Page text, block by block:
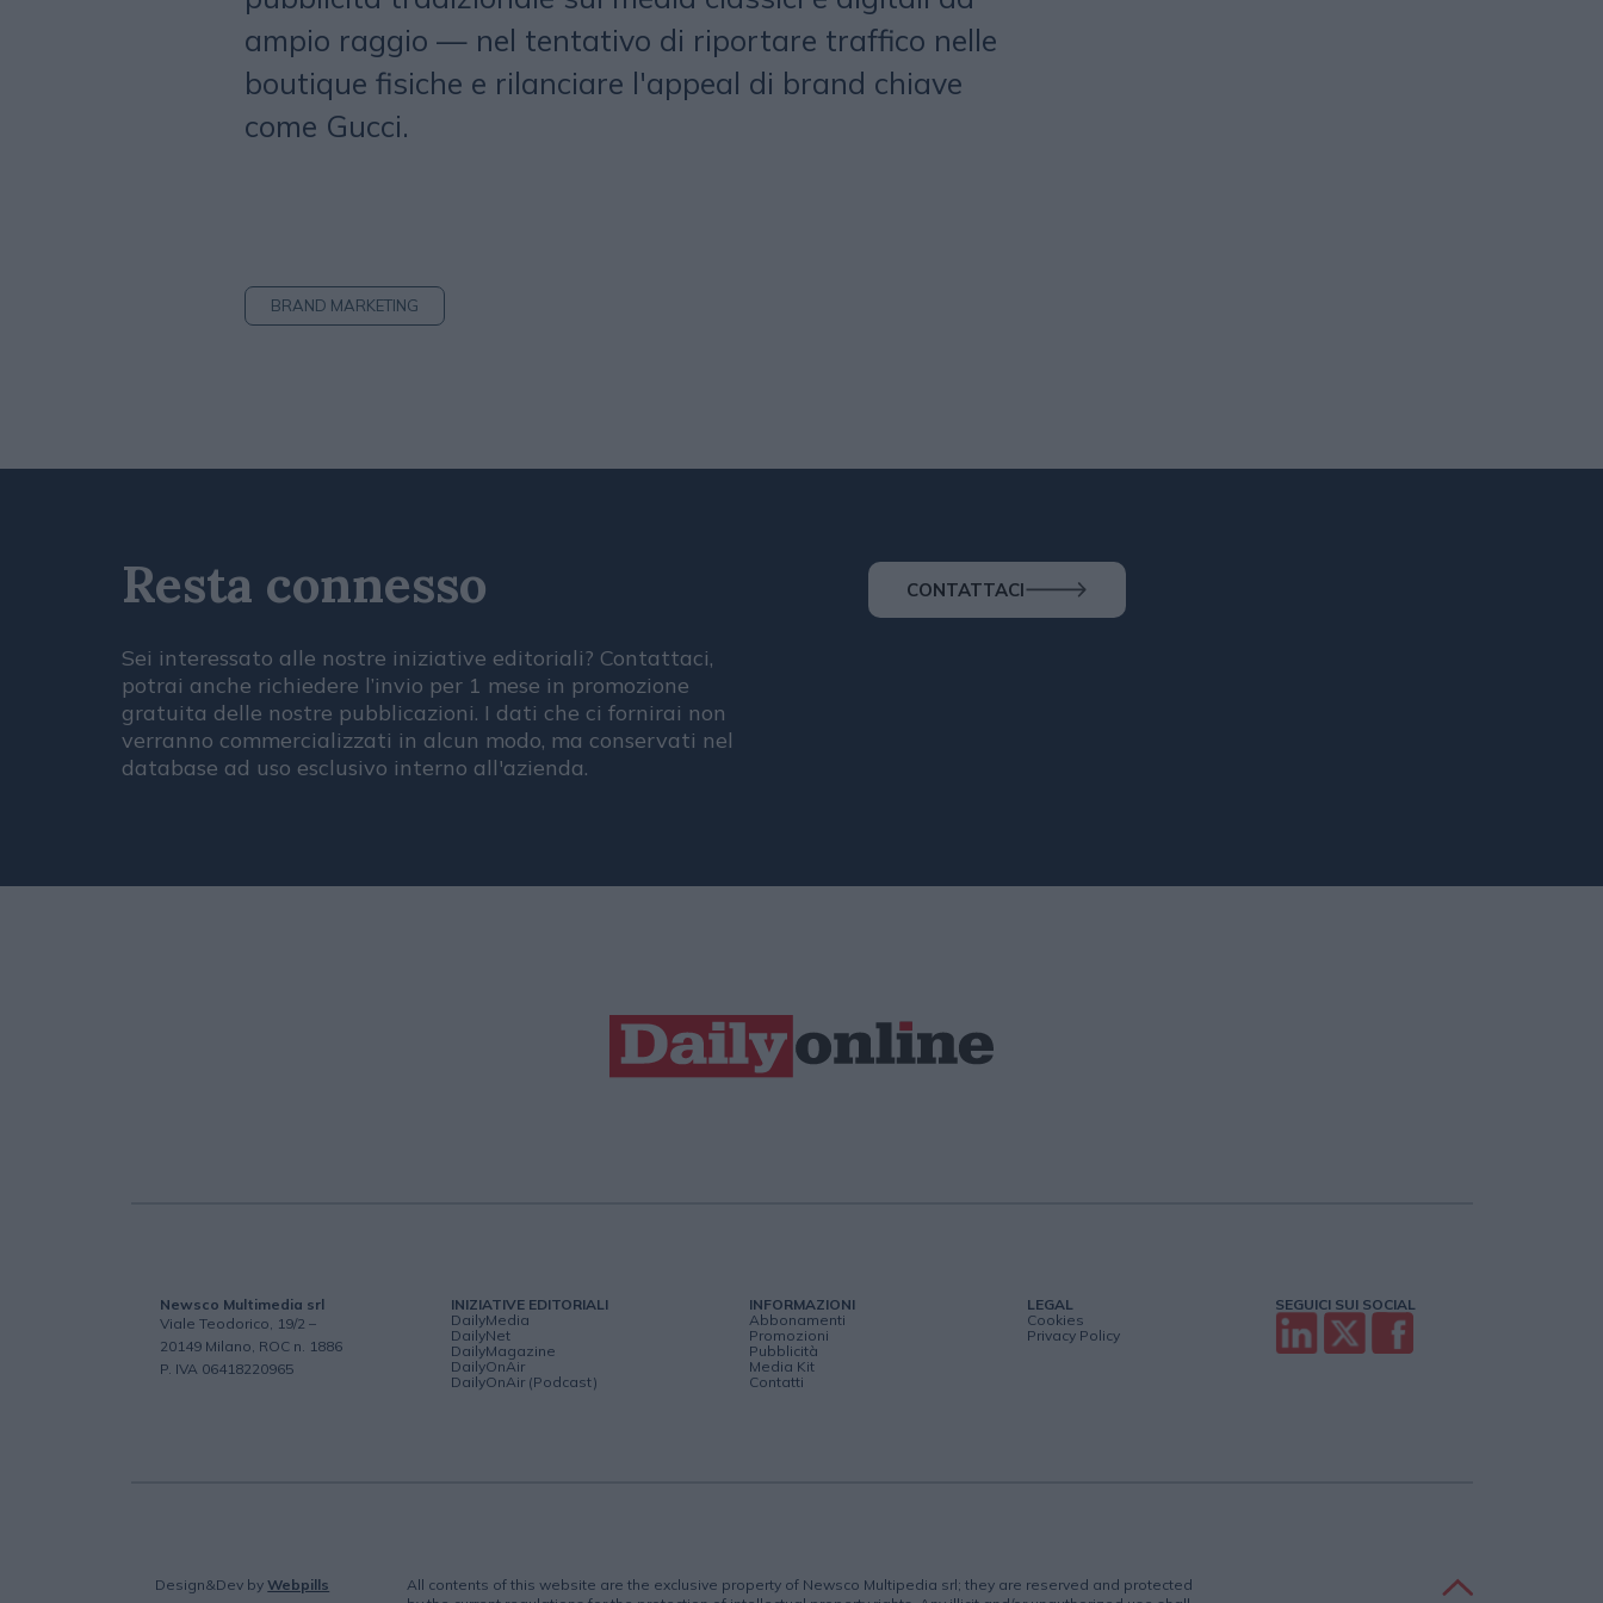
ampio raggio — nel tentativo di riportare traffico nelle
boutique fisiche e rilanciare l'appeal di brand chiave
come Gucci.
BRAND MARKETING
Resta connesso
Sei interessato alle nostre iniziative editoriali? Contattaci,
potrai anche richiedere l’invio per 1 mese in promozione
gratuita delle nostre pubblicazioni. I dati che ci fornirai non
verranno commercializzati in alcun modo, ma conservati nel
database ad uso esclusivo interno all'azienda.
CONTATTACI
Newsco Multimedia srl
Viale Teodorico, 19/2 –
20149 Milano, ROC n. 1886
P. IVA 06418220965
INIZIATIVE EDITORIALI
DailyMedia
DailyNet
DailyMagazine
DailyOnAir
DailyOnAir (Podcast)
INFORMAZIONI
Abbonamenti
Promozioni
Pubblicità
Media Kit
Contatti
LEGAL
Cookies
Privacy Policy
SEGUICI SUI SOCIAL
Design&Dev byWebpills
All contents of this website are the exclusive property of Newsco Multipedia srl; they are reserved and protected